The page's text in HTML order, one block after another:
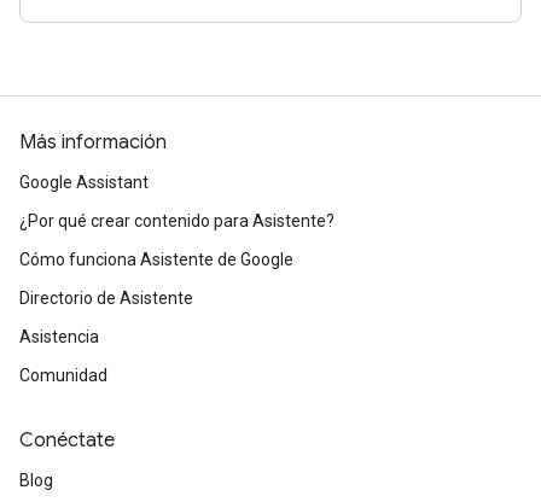
Más información
Google Assistant
¿Por qué crear contenido para Asistente?
Cómo funciona Asistente de Google
Directorio de Asistente
Asistencia
Comunidad
Conéctate
Blog